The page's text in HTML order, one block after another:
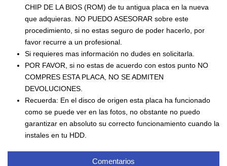
CHIP DE LA BIOS (ROM) de tu antigua placa en la nueva
que adquieras. NO PUEDO ASESORAR sobre este
procedimiento, si no estas seguro de poder hacerlo, por
favor recurre a un profesional.
Si requieres mas información no dudes en solicitarla.
POR FAVOR, si no estas de acuerdo con estos punto NO
COMPRES ESTA PLACA, NO SE ADMITEN
DEVOLUCIONES.
Recuerda: En el disco de origen esta placa ha funcionado
como se puede ver en las fotos, no obstante no puedo
garantizar en absoluto su correcto funcionamiento cuando la
instales en tu HDD.
Comentarios